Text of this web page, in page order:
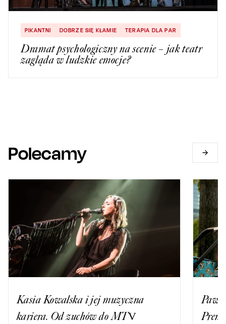
PIKANTNI DOBRZE SIĘ KŁAMIE TERAPIA DLA PAR
Dramat psychologiczny na scenie – jak teatr
zagląda w ludzkie emocje?
Polecamy
Kasia Kowalska i jej muzyczna
kariera. Od zuchów do MTV